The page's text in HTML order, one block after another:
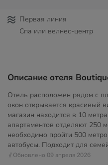
Первая линия
Спа или велнес-центр
Описание отеля
Отель расположен рядом с
окон открывается красивый
магазин находится в 10
апартаментов отделяют 250
необходимо пройти 500
автобусы. Подходит для
// Обновлено 09 апреля 2026